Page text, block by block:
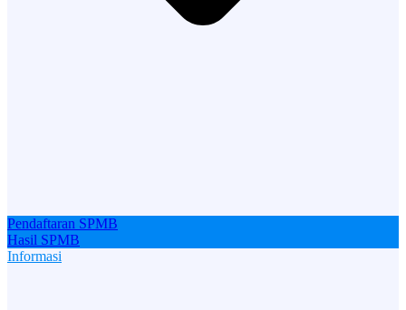
Pendaftaran SPMB
Hasil SPMB
Informasi